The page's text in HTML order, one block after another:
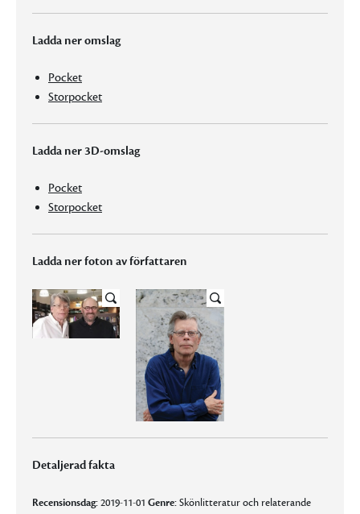
Ladda ner omslag
Pocket
Storpocket
Ladda ner 3D-omslag
Pocket
Storpocket
Ladda ner foton av författaren
Detaljerad fakta
Recensionsdag:2019-11-01 Genre:Skönlitteratur och relaterande